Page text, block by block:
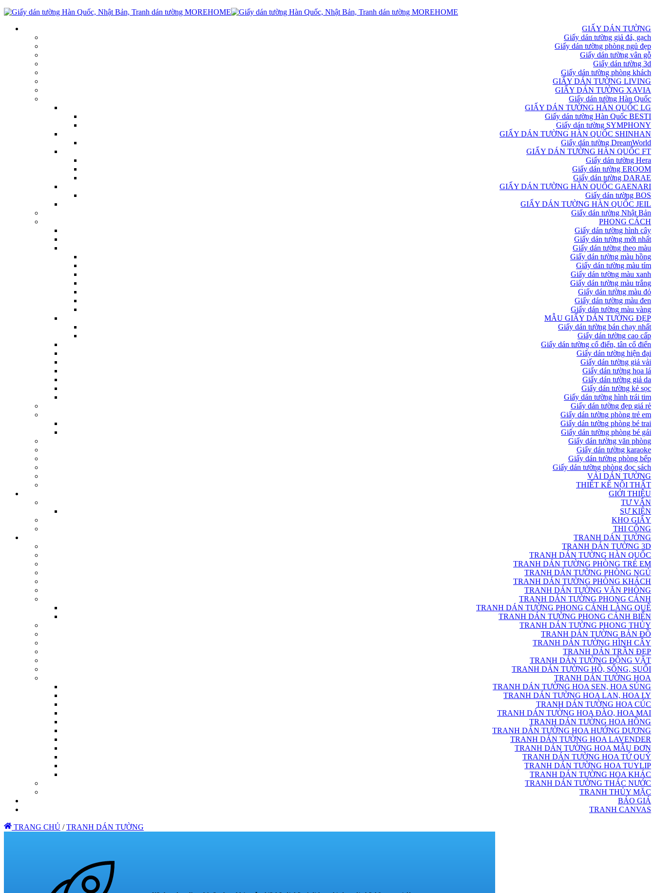
GIẤY DÁN TƯỜNG
Giấy dán tường giả đá, gạch
Giấy dán tường phòng ngủ đẹp
Giấy dán tường vân gỗ
Giấy dán tường 3d
Giấy dán tường phòng khách
GIẤY DÁN TƯỜNG LIVING
GIẤY DÁN TƯỜNG XAVIA
Giấy dán tường Hàn Quốc
GIẤY DÁN TƯỜNG HÀN QUỐC LG
Giấy dán tường Hàn Quốc BESTI
Giấy dán tường SYMPHONY
GIẤY DÁN TƯỜNG HÀN QUỐC SHINHAN
Giấy dán tường DreamWorld
GIẤY DÁN TƯỜNG HÀN QUỐC FT
Giấy dán tường Hera
Giấy dán tường EROOM
Giấy dán tường DARAE
GIẤY DÁN TƯỜNG HÀN QUỐC GAENARI
Giấy dán tường BOS
GIẤY DÁN TƯỜNG HÀN QUỐC JEIL
Giấy dán tường Nhật Bản
PHONG CÁCH
Giấy dán tường hình cây
Giấy dán tường mới nhất
Giấy dán tường theo màu
Giấy dán tường màu hồng
Giấy dán tường màu tím
Giấy dán tường màu xanh
Giấy dán tường màu trắng
Giấy dán tường màu đỏ
Giấy dán tường màu đen
Giấy dán tường màu vàng
MẪU GIẤY DÁN TƯỜNG ĐẸP
Giấy dán tường bán chạy nhất
Giấy dán tường cao cấp
Giấy dán tường cổ điển, tân cổ điển
Giấy dán tường hiện đại
Giấy dán tường giả vải
Giấy dán tường hoa lá
Giấy dán tường giả da
Giấy dán tường kẻ sọc
Giấy dán tường hình trái tim
Giấy dán tường đẹp giá rẻ
Giấy dán tường phòng trẻ em
Giấy dán tường phòng bé trai
Giấy dán tường phòng bé gái
Giấy dán tường văn phòng
Giấy dán tường karaoke
Giấy dán tường phòng bếp
Giấy dán tường phòng đọc sách
VẢI DÁN TƯỜNG
THIẾT KẾ NỘI THẤT
GIỚI THIỆU
TƯ VẤN
SỰ KIỆN
KHO GIẤY
THI CÔNG
TRANH DÁN TƯỜNG
TRANH DÁN TƯỜNG 3D
TRANH DÁN TƯỜNG HÀN QUỐC
TRANH DÁN TƯỜNG PHÒNG TRẺ EM
TRANH DÁN TƯỜNG PHÒNG NGỦ
TRANH DÁN TƯỜNG PHÒNG KHÁCH
TRANH DÁN TƯỜNG VĂN PHÒNG
TRANH DÁN TƯỜNG PHONG CẢNH
TRANH DÁN TƯỜNG PHONG CẢNH LÀNG QUÊ
TRANH DÁN TƯỜNG PHONG CẢNH BIỂN
TRANH DÁN TƯỜNG PHONG THỦY
TRANH DÁN TƯỜNG BẢN ĐỒ
TRANH DÁN TƯỜNG HÌNH CÂY
TRANH DÁN TRẦN ĐẸP
TRANH DÁN TƯỜNG ĐỘNG VẬT
TRANH DÁN TƯỜNG HỒ, SÔNG, SUỐI
TRANH DÁN TƯỜNG HOA
TRANH DÁN TƯỜNG HOA SEN, HOA SÚNG
TRANH DÁN TƯỜNG HOA LAN, HOA LY
TRANH DÁN TƯỜNG HOA CÚC
TRANH DÁN TƯỜNG HOA ĐÀO, HOA MAI
TRANH DÁN TƯỜNG HOA HỒNG
TRANH DÁN TƯỜNG HOA HƯỚNG DƯƠNG
TRANH DÁN TƯỜNG HOA LAVENDER
TRANH DÁN TƯỜNG HOA MẪU ĐƠN
TRANH DÁN TƯỜNG HOA TỨ QUÝ
TRANH DÁN TƯỜNG HOA TUYLIP
TRANH DÁN TƯỜNG HOA KHÁC
TRANH DÁN TƯỜNG THÁC NƯỚC
TRANH THỦY MẶC
BÁO GIÁ
TRANH CANVAS
TRANG CHỦ / TRANH DÁN TƯỜNG